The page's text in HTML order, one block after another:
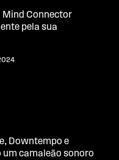
Mind Connector
pela sua
Downtempo e
camaleão sonoro